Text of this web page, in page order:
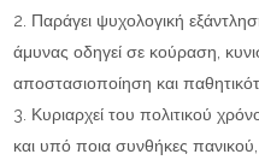
Παράγει ψυχολογική
άμυνας οδηγεί σε κούραση,
αποστασιοποίηση και
Κυριαρχεί του πολιτικού
και υπό ποια συνθήκες